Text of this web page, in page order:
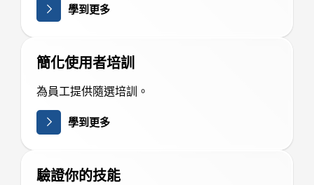
學到更多
簡化使用者培訓
為員工提供隨選培訓。
學到更多
驗證你的技能